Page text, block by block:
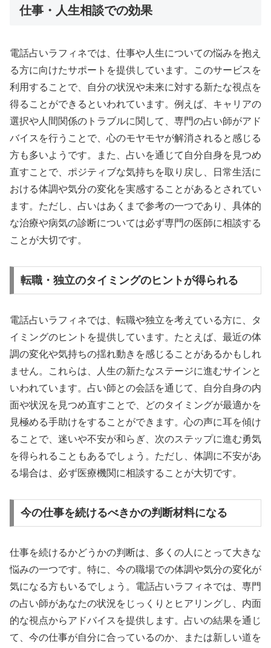
仕事・人生相談での効果
電話占いラフィネでは、仕事や人生についての悩みを抱え
る方に向けたサポートを提供しています。このサービスを
利用することで、自分の状況や未来に対する新たな視点を
得ることができるといわれています。例えば、キャリアの
選択や人間関係のトラブルに関して、専門の占い師がアド
バイスを行うことで、心のモヤモヤが解消されると感じる
方も多いようです。また、占いを通じて自分自身を見つめ
直すことで、ポジティブな気持ちを取り戻し、日常生活に
おける体調や気分の変化を実感することがあるとされてい
ます。ただし、占いはあくまで参考の一つであり、具体的
な治療や病気の診断については必ず専門の医師に相談する
ことが大切です。
転職・独立のタイミングのヒントが得られる
電話占いラフィネでは、転職や独立を考えている方に、タ
イミングのヒントを提供しています。たとえば、最近の体
調の変化や気持ちの揺れ動きを感じることがあるかもしれ
ません。これらは、人生の新たなステージに進むサインと
いわれています。占い師との会話を通じて、自分自身の内
面や状況を見つめ直すことで、どのタイミングが最適かを
見極める手助けをすることができます。心の声に耳を傾け
ることで、迷いや不安が和らぎ、次のステップに進む勇気
を得られることもあるでしょう。ただし、体調に不安があ
る場合は、必ず医療機関に相談することが大切です。
今の仕事を続けるべきかの判断材料になる
仕事を続けるかどうかの判断は、多くの人にとって大きな
悩みの一つです。特に、今の職場での体調や気分の変化が
気になる方もいるでしょう。電話占いラフィネでは、専門
の占い師があなたの状況をじっくりとヒアリングし、内面
的な視点からアドバイスを提供します。占いの結果を通じ
て、今の仕事が自分に合っているのか、または新しい道を